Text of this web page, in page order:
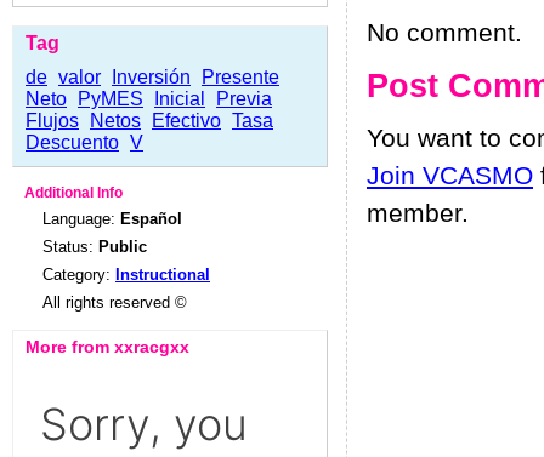
Tag
de valor Inversión
Presente
Neto
PyMES Inicial
Previa
Flujos
Netos Efectivo Tasa
Descuento V
Additional Info
Language: Español
Status: Public
Category: Instructional
All rights reserved ©
More from xxracgxx
No comment.
Post
You want to
Join VCASMO
member.